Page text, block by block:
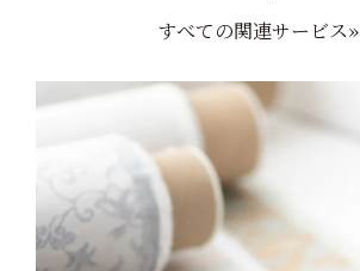
すべての関連サービス»